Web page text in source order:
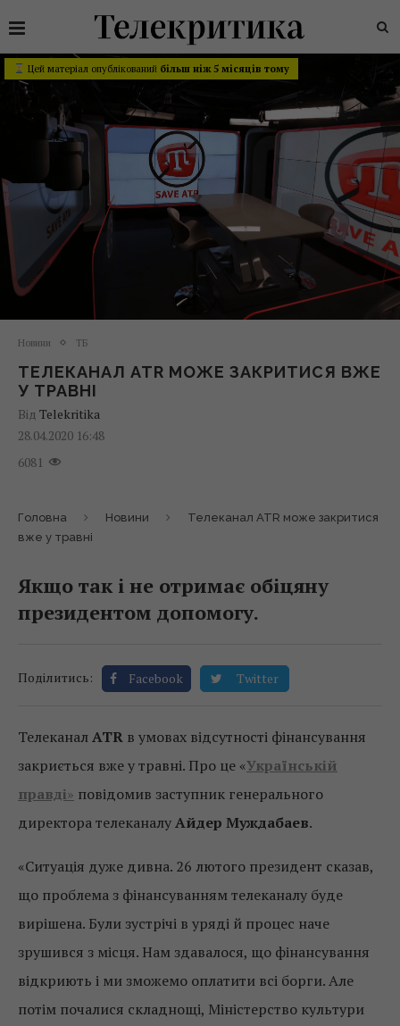
Цей матеріал опублікований більш ніж 5 місяців тому
Новини ТБ
ТЕЛЕКАНАЛ ATR МОЖЕ ЗАКРИТИСЯ ВЖЕ
У ТРАВНІ
Від Telekritika
28.04.2020 16:48
6081
Головна Новини
Телеканал ATR може закритися
вже у травні
Якщо так і не отримає обіцяну
президентом допомогу.
Поділитись: Facebook Twitter
ТелеканалATR в умовах відсутності фінансування
закриється вже у травні. Про це «Українській
правді» повідомив заступник генерального
директора телеканалуАйдер Муждабаев.
«Ситуація дуже дивна. 26 лютого президент сказав,
що проблема з фінансуванням телеканалу буде
вирішена. Були зустрічі в уряді й процес наче
зрушився з місця. Нам здавалося, що фінансування
відкриють і ми зможемо оплатити всі борги. Але
потім почалися складнощі, Міністерство культури